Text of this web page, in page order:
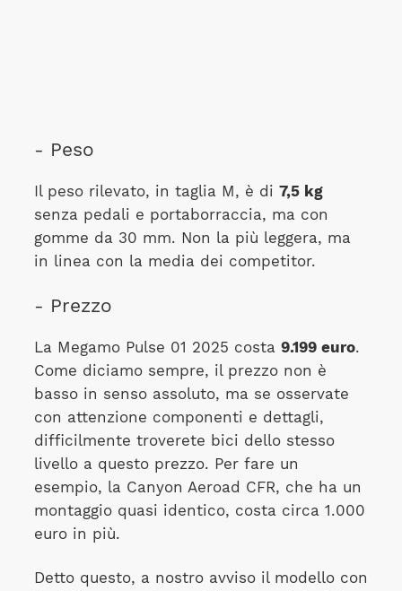
- Peso
Il peso rilevato, in taglia M, è di 7,5 kg
senza pedali e portaborraccia, ma con
gomme da 30 mm. Non la più leggera, ma
in linea con la media dei competitor.
- Prezzo
La Megamo Pulse 01 2025 costa 9.199 euro.
Come diciamo sempre, il prezzo non è
basso in senso assoluto, ma se osservate
con attenzione componenti e dettagli,
difficilmente troverete bici dello stesso
livello a questo prezzo. Per fare un
esempio, la Canyon Aeroad CFR, che ha un
montaggio quasi identico, costa circa 1.000
euro in più.
Detto questo, a nostro avviso il modello con